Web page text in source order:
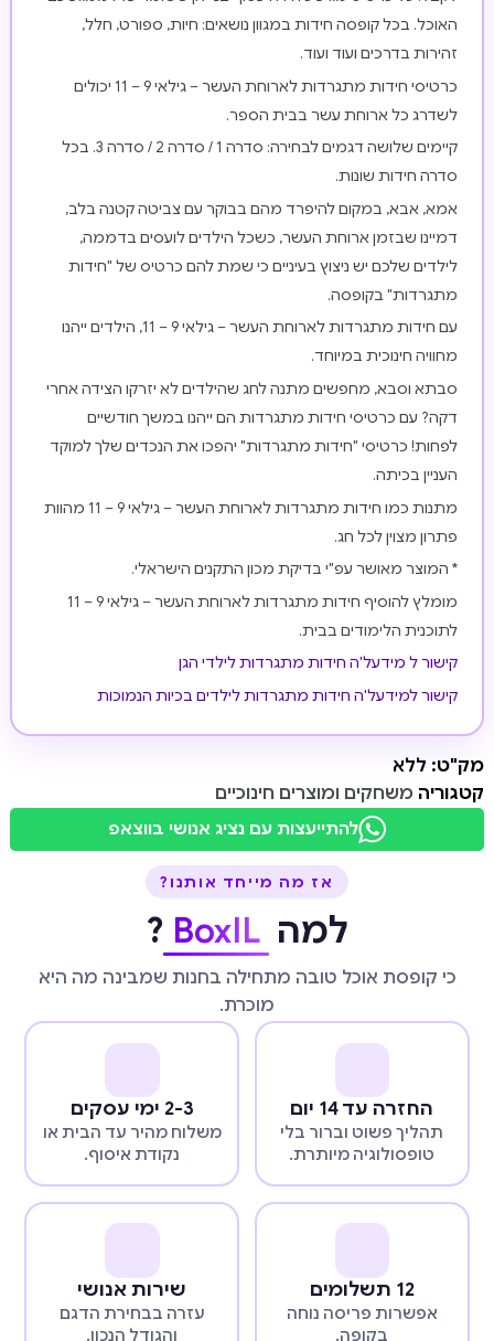
האוכל. בכל קופסה חידות במגוון נושאים: חיות, ספורט, חלל,
זהירות בדרכים ועוד ועוד.
כרטיסי חידות מתגרדות לארוחת העשר – גילאי 9 – 11 יכולים
לשדרג כל ארוחת עשר בבית הספר.
קיימים שלושה דגמים לבחירה: סדרה 1 / סדרה 2 / סדרה 3. בכל
סדרה חידות שונות.
אמא, אבא, במקום להיפרד מהם בבוקר עם צביטה קטנה בלב,
דמיינו שבזמן ארוחת העשר, כשכל הילדים לועסים בדממה,
לילדים שלכם יש ניצוץ בעיניים כי שמת להם כרטיס של "חידות
מתגרדות" בקופסה.
עם חידות מתגרדות לארוחת העשר – גילאי 9 – 11, הילדים ייהנו
מחוויה חינוכית במיוחד.
סבתא וסבא, מחפשים מתנה לחג שהילדים לא יזרקו הצידה אחרי
דקה? עם כרטיסי חידות מתגרדות הם ייהנו במשך חודשיים
לפחות! כרטיסי "חידות מתגרדות" יהפכו את הנכדים שלך למוקד
העניין בכיתה.
מתנות כמו חידות מתגרדות לארוחת העשר – גילאי 9 – 11 מהוות
פתרון מצוין לכל חג.
* המוצר מאושר עפ"י בדיקת מכון התקנים הישראלי.
מומלץ להוסיף חידות מתגרדות לארוחת העשר – גילאי 9 – 11
לתוכנית הלימודים בבית.
קישור ל מידעל'ה חידות מתגרדות לילדי הגן
קישור למידעל'ה חידות מתגרדות לילדים בכיות הנמוכות
מק"ט: ללא
קטגוריה משחקים ומוצרים חינוכיים
להתייעצות עם נציג אנושי בווצאפ
אז מה מייחד אותנו?
למה BoxIL
?
כי קופסת אוכל טובה מתחילה בחנות שמבינה מה היא
מוכרת.
החזרה עד 14 יום
תהליך פשוט וברור בלי
טופסולוגיה מיותרת.
2-3 ימי עסקים
משלוח מהיר עד הבית או
נקודת איסוף.
12 תשלומים
אפשרות פריסה נוחה
בקופה.
שירות אנושי
עזרה בבחירת הדגם
והגודל הנכון.